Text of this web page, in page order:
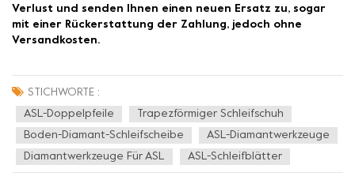
Verlust und senden Ihnen einen neuen Ersatz zu, sogar
mit einer Rückerstattung der Zahlung, jedoch ohne
Versandkosten.
STICHWORTE :
ASL-Doppelpfeile Trapezförmiger Schleifschuh
Boden-Diamant-Schleifscheibe ASL-Diamantwerkzeuge
Diamantwerkzeuge Für ASL ASL-Schleifblätter